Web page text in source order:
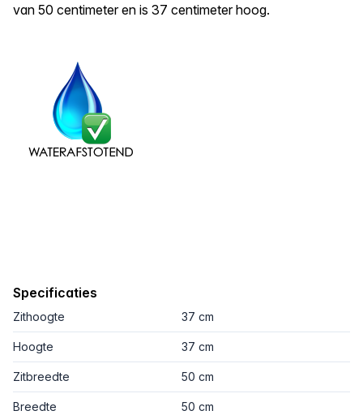
van 50 centimeter en is 37 centimeter hoog.
Specificaties
Zithoogte 37 cm
Hoogte 37 cm
Zitbreedte 50 cm
Breedte 50 cm